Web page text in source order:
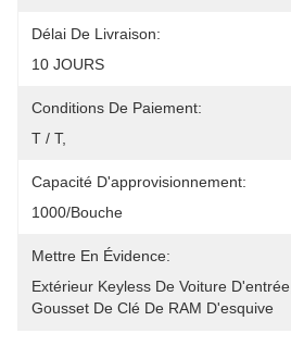
Délai De Livraison:
10 JOURS
Conditions De Paiement:
T / T,
Capacité D'approvisionnement:
1000/bouche
Mettre En Évidence:
Extérieur Keyless De Voiture D'entrée
Gousset De Clé De RAM D'esquive